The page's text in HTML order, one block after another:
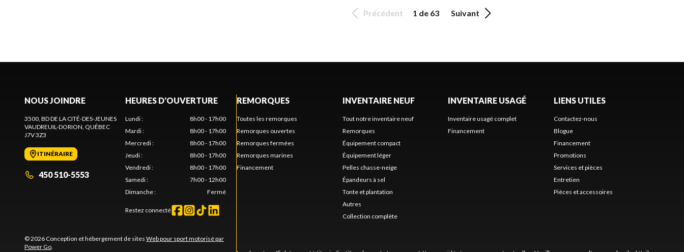
Précédent 1 de 63 Suivant
NOUS JOINDRE
3500, BD DE LA CITÉ-DES-JEUNES
VAUDREUIL-DORION, QUÉBEC
J7V 3Z3
ITINÉRAIRE
450 510-5553
HEURES D'OUVERTURE
Lundi:
8h00 - 17h00
Mardi:
8h00 - 17h00
Mercredi:
8h00 - 17h00
Jeudi:
8h00 - 17h00
Vendredi:
8h00 - 17h00
Samedi:
7h00 - 12h00
Dimanche: Fermé
Restez connecté
© 2026 Conception et hébergement de sites Web pour sport motorisé par
Power Go.
REMORQUES
Toutes les remorques
Remorques ouvertes
Remorques fermées
Remorques marines
Financement
INVENTAIRE NEUF
Tout notre inventaire neuf
Remorques
Équipement compact
Équipement léger
Pelles chasse-neige
Épandeurs à sel
Tonte et plantation
Autres
Collection complète
INVENTAIRE USAGÉ
Inventaire usagé complet
Financement
LIENS UTILES
Contactez-nous
Blogue
Financement
Promotions
Services et pièces
Entretien
Pièces et accessoires